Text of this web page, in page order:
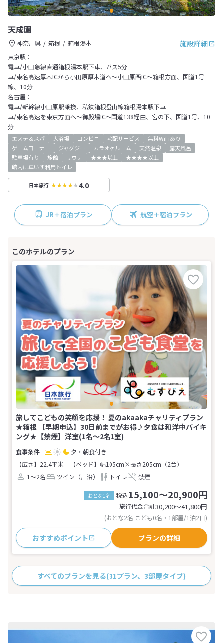
天成園
施設詳細
神奈川県 箱根
箱根湯本
東京駅：
電車/小田急線直通箱根湯本駅下車、バス5分
車/東名高速厚木ICから小田原厚木道へ～小田原西IC～箱根方面、国道1号
線、10分
名古屋：
電車/新幹線小田原駅乗換、私鉄箱根登山線箱根湯本駅下車
車/東名高速を東京方面へ～御殿場IC～国道138経由、宮の下、国道1号、10
分
エステ＆スパ 大浴場 コンビニ 宅配サービス
無料WiFiあり
ゲームコーナー
ジャグジー カラオケルーム 天然温泉
露天風呂
駐車場有り
旅館 サウナ ★★★以上
★★★★以上
館内に車いす利用トイレ
日本旅行 4.0
JR＋宿泊プラン 航空＋宿泊プラン
旅してこどもの笑顔を応援！ 夏のakaakaチャリティプラン
★箱根 【早期申込】30日前までがお得♪夕食は和洋中バイキ
ング★【禁煙】洋室(1名～2名1室)
夕・朝食付き
【広さ】22.4平米
【ベッド】幅105cm×長さ205cm（2台）
1～2名
ツイン（川沿） トイレ 禁煙
おとな1名 税込15,100～20,900円
旅行代金合計30,200〜41,800円
(おとな2名 こども0名・1部屋/1泊2日)
おすすめポイント プランの詳細
すべてのプランを見る(31プラン、3部屋タイプ)